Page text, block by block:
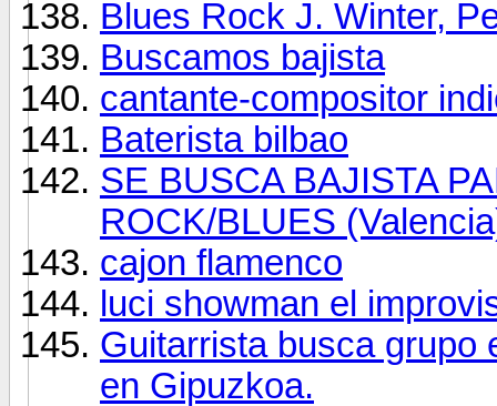
Blues Rock J. Winter,
Buscamos bajista
cantante-compositor
Baterista bilbao
SE BUSCA BAJISTA
ROCK/BLUES
cajon flamenco
luci showman el
Guitarrista busca grupo
en Gipuzkoa.